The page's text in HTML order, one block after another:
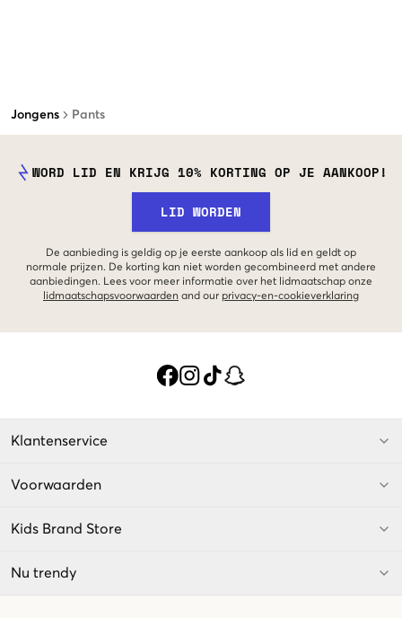
Jongens Pants
WORD LID EN KRIJG 10% KORTING OP JE AANKOOP!
LID WORDEN
De aanbieding is geldig op je eerste aankoop als lid en geldt op
normale prijzen. De korting kan niet worden gecombineerd met andere
aanbiedingen. Lees voor meer informatie over het lidmaatschap onze
lidmaatschapsvoorwaarden and our privacy-en-cookieverklaring
Klantenservice
Voorwaarden
Kids Brand Store
Nu trendy